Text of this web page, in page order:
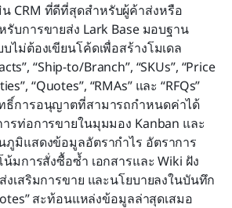
CRM ที่ดีที่สุดสำหรับผู้ค้าส่งหรือ
รับการขายส่ง Lark Base มอบฐาน
ไม่ต้องเขียนโค้ดเพื่อสร้างโมเดล
“Ship‑to/Branch”, “SKUs”, “Price
“Quotes”, “RMAs” และ “RFQs”
ธิ์การอนุญาตที่สามารถกำหนดค่าได้
รท่อการขายในมุมมอง Kanban และ
มิแสดงข้อมูลอัตรากำไร อัตราการ
มการสั่งซื้อซ้ำ เอกสารและ Wiki ฝัง
เสริมการขาย และนโยบายลงในบันทึก
สะท้อนแหล่งข้อมูลล่าสุดเสมอ